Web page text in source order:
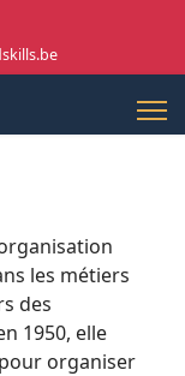
langue
les métiers
des
1950, elle
organiser